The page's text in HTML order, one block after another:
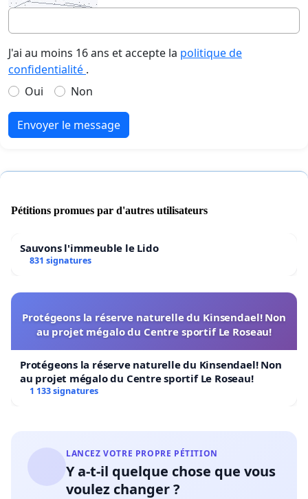
J'ai au moins 16 ans et accepte la politique de
confidentialité .
Oui
Non
Envoyer le message
Pétitions promues par d'autres utilisateurs
Sauvons l'immeuble le Lido
831 signatures
Protégeons la réserve naturelle du Kinsendael! Non
au projet mégalo du Centre sportif Le Roseau!
Protégeons la réserve naturelle du Kinsendael! Non
au projet mégalo du Centre sportif Le Roseau!
1 133 signatures
LANCEZ VOTRE PROPRE PÉTITION
Y a-t-il quelque chose que vous
voulez changer ?